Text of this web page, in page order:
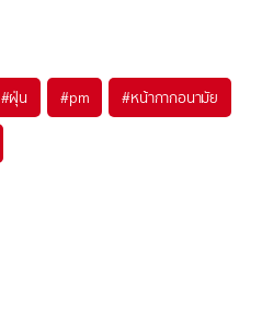
#ฝุ่น #pm #หน้ากากอนามัย